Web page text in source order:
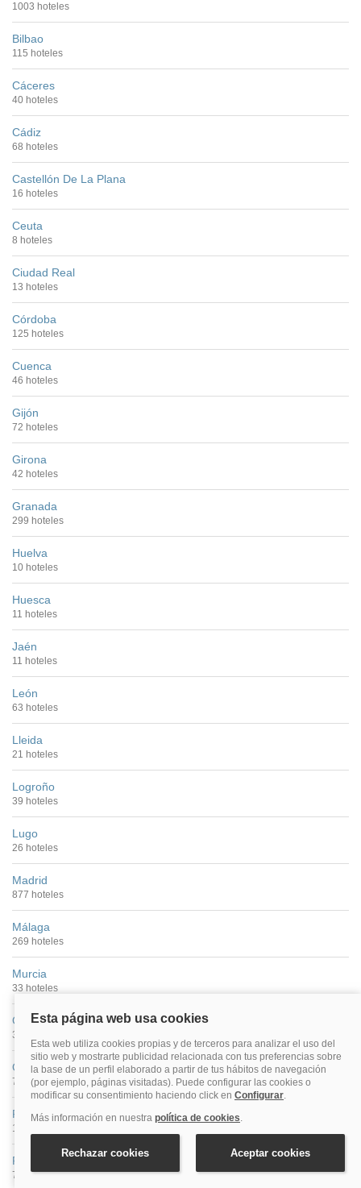
1003 hoteles
Bilbao
115 hoteles
Cáceres
40 hoteles
Cádiz
68 hoteles
Castellón De La Plana
16 hoteles
Ceuta
8 hoteles
Ciudad Real
13 hoteles
Córdoba
125 hoteles
Cuenca
46 hoteles
Gijón
72 hoteles
Girona
42 hoteles
Granada
299 hoteles
Huelva
10 hoteles
Huesca
11 hoteles
Jaén
11 hoteles
León
63 hoteles
Lleida
21 hoteles
Logroño
39 hoteles
Lugo
26 hoteles
Madrid
877 hoteles
Málaga
269 hoteles
Murcia
33 hoteles
Ourense
35 hoteles
Oviedo
71 hoteles
Palencia
13 hoteles
Pamplona
73 hoteles